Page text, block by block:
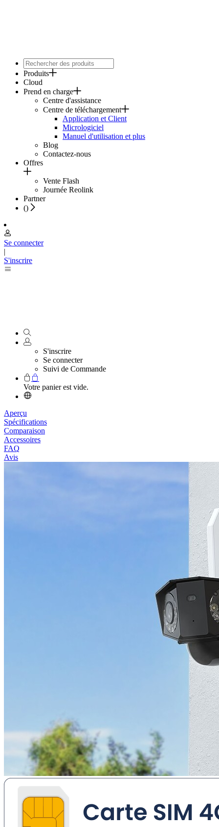
Produits
Cloud
Prend en charge
Centre d'assistance
Centre de téléchargement
Application et Client
Micrologiciel
Manuel d'utilisation et plus
Blog
Contactez-nous
Offres
Vente Flash
Journée Reolink
Partner
()
Se connecter
|
S'inscrire
S'inscrire
Se connecter
Suivi de Commande
Votre panier est vide.
Aperçu
Spécifications
Comparaison
Accessoires
FAQ
Avis